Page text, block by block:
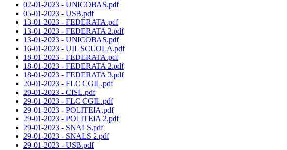
02-01-2023 - UNICOBAS.pdf
05-01-2023 - USB.pdf
13-01-2023 - FEDERATA.pdf
13-01-2023 - FEDERATA 2.pdf
13-01-2023 - UNICOBAS.pdf
16-01-2023 - UIL SCUOLA.pdf
18-01-2023 - FEDERATA.pdf
18-01-2023 - FEDERATA 2.pdf
18-01-2023 - FEDERATA 3.pdf
20-01-2023 - FLC CGIL.pdf
29-01-2023 - CISL.pdf
29-01-2023 - FLC CGIL.pdf
29-01-2023 - POLITEIA.pdf
29-01-2023 - POLITEIA 2.pdf
29-01-2023 - SNALS.pdf
29-01-2023 - SNALS 2.pdf
29-01-2023 - USB.pdf